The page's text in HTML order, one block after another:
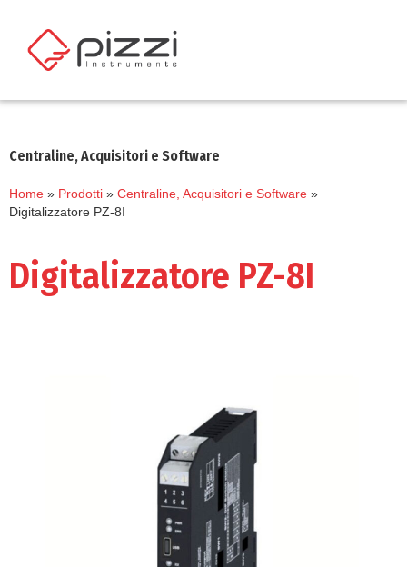
Centraline, Acquisitori e Software
Home » Prodotti » Centraline, Acquisitori e Software »
Digitalizzatore PZ-8I
Digitalizzatore PZ-8I